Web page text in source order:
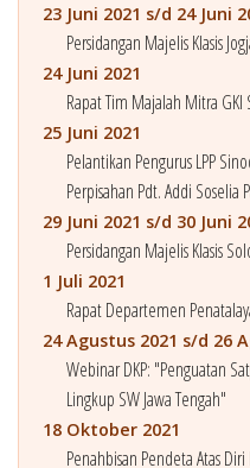
23 Juni 2021 s/d 24 Juni
Persidangan Majelis Klasis
24 Juni 2021
Rapat Tim Majalah Mitra GKI
25 Juni 2021
Pelantikan Pengurus LPP
Perpisahan Pdt. Addi Soselia
29 Juni 2021 s/d 30 Juni
Persidangan Majelis Klasis
1 Juli 2021
Rapat Departemen
24 Agustus 2021 s/d 26
Webinar DKP: "Penguatan
Lingkup SW Jawa Tengah"
18 Oktober 2021
Penahbisan Pendeta Atas